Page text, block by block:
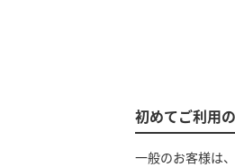
初めてご利用
一般のお客様は